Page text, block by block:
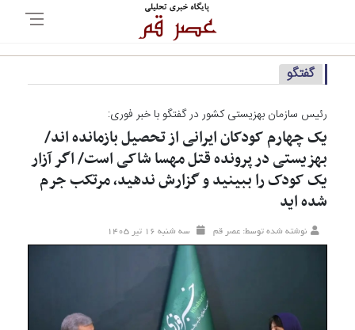
گفتگو
رئیس سازمان بهزیستی کشور در گفتگو با خبر فوری:
یک چهارم کودکان ایرانی از تحصیل بازمانده اند/
بهزیستی در پرونده قتل مهسا شاکی است/ اگر آزار
یک کودک را ببینید و گزارش ندهید، مرتکب جرم
شده اید
نوشته شده توسط: عصر قم سه شنبه ۱۶ تير ۱۴۰۵